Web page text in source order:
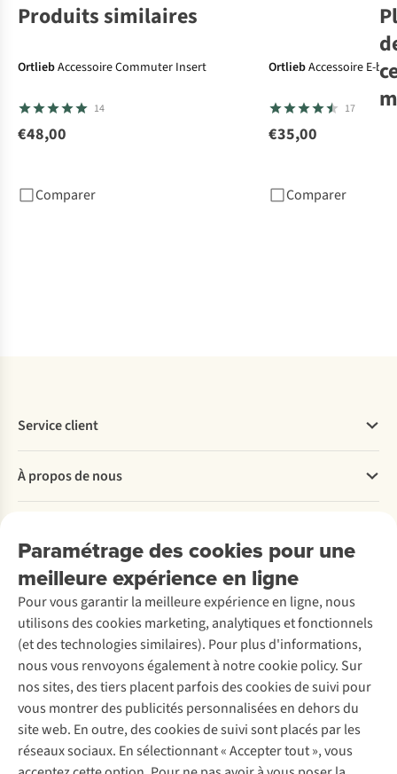
Produits similaires
OrtliebAccessoire Commuter Insert
14
€48,00
Comparer
OrtliebAccessoire E-
17
€35,00
Comparer
Paramétrage des cookies pour une
meilleure expérience en ligne
Pour vous garantir la meilleure expérience en ligne, nous
utilisons des cookies marketing, analytiques et fonctionnels
(et des technologies similaires). Pour plus d'informations,
nous vous renvoyons également à notre cookie policy. Sur
nos sites, des tiers placent parfois des cookies de suivi pour
vous montrer des publicités personnalisées en dehors du
site web. En outre, des cookies de suivi sont placés par les
réseaux sociaux. En sélectionnant « Accepter tout », vous
Service client
Commander
Payer
Retourner
Rétractation d'une commande
Entretien & réparations
Garantie
Contactez-nous
À propos de nous
Entreprise responsable
À propos d’Ayacucho
Nos magasins
À propos d’A.S.Adventure
Déclaration d'accessibilité
Location / Location sports d’hiver
Seconde-main
Entretien de ski
Service de lavage
Entretien de chaussures
Réparation de chaussures
Réparation de vêtements
Retouches
Pour les entreprises
Découvrez
A.S.Magazine
Explore Camp
Expertise & conseils
Abonnez-vous à la newsletter
Suivez-nous